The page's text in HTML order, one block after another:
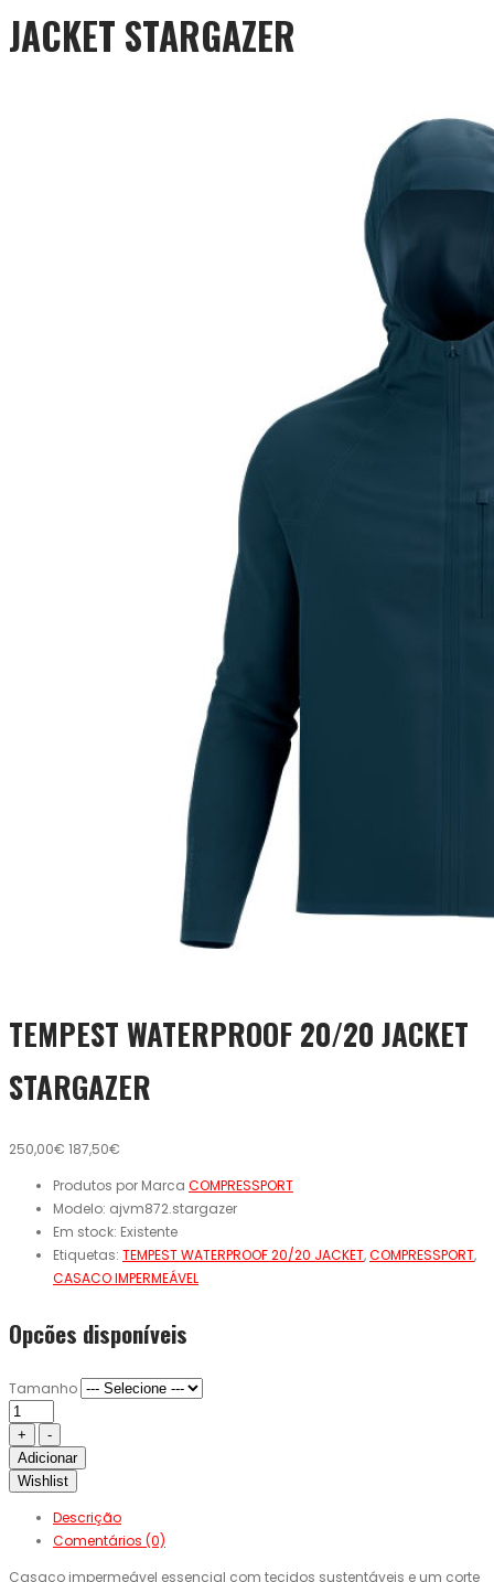
JACKET STARGAZER
TEMPEST WATERPROOF 20/20 JACKET
STARGAZER
250,00€ 187,50€
Produtos por Marca COMPRESSPORT
Modelo: ajvm872.stargazer
Em stock: Existente
Etiquetas: TEMPEST WATERPROOF 20/20 JACKET,COMPRESSPORT,
CASACO IMPERMEÁVEL
Opcões disponíveis
Tamanho
Adicionar
Wishlist
Descrição
Comentários (0)
Casaco impermeável essencial com tecidos sustentáveis ​​e um corte